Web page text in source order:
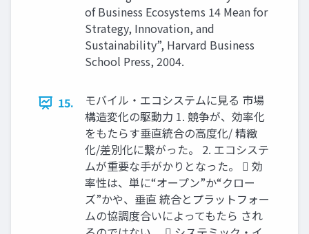
of Business Ecosystems 14 Mean for
Strategy, Innovation, and
Sustainability”, Harvard Business
School Press, 2004.
15.
モバイル・エコシステムに見る 市場
構造変化の駆動力 1. 競争が、効率化
をもたらす垂直統合の高度化/ 精緻
化/差別化に繋がった。 2. エコシステ
ムが重要な手がかりとなった。  効
率性は、単に“オープン”か“クロー
ズ”かや、垂直 統合とプラットフォー
ムの協調度合いによってもたら され